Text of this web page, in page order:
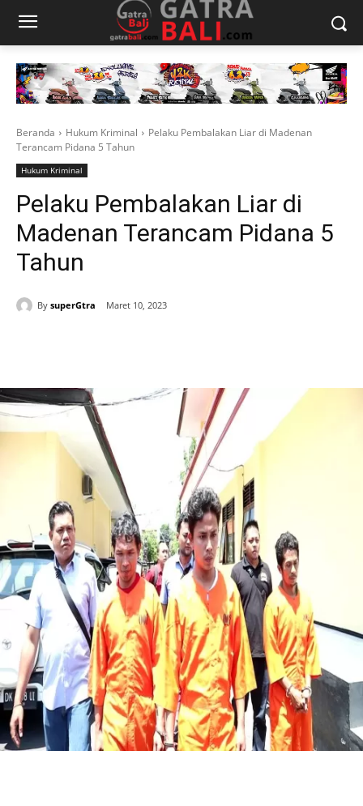
Beranda Hukum Kriminal
Pelaku Pembalakan Liar di Madenan
Terancam Pidana 5 Tahun
Hukum Kriminal
Pelaku Pembalakan Liar di
Madenan Terancam Pidana 5
Tahun
By superGtra Maret 10, 2023